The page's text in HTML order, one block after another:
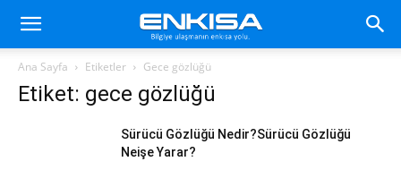
Ana Sayfa Etiketler Gece gözlüğü
Etiket: gece gözlüğü
Sürücü Gözlüğü Nedir?Sürücü Gözlüğü
Neişe Yarar?